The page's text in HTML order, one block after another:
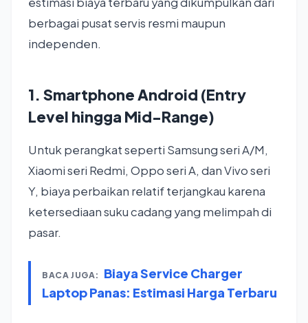
berbagai pusat servis resmi maupun
independen.
1. Smartphone Android (Entry
Level hingga Mid-Range)
Untuk perangkat seperti Samsung seri A/M,
Xiaomi seri Redmi, Oppo seri A, dan Vivo seri
Y, biaya perbaikan relatif terjangkau karena
ketersediaan suku cadang yang melimpah di
pasar.
BACA JUGA:
Biaya Service Charger
Laptop Panas: Estimasi Harga Terbaru